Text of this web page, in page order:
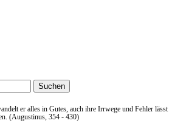
er alles in Gutes, auch ihre Irrwege und Fehler lässt
(Augustinus, 354 - 430)